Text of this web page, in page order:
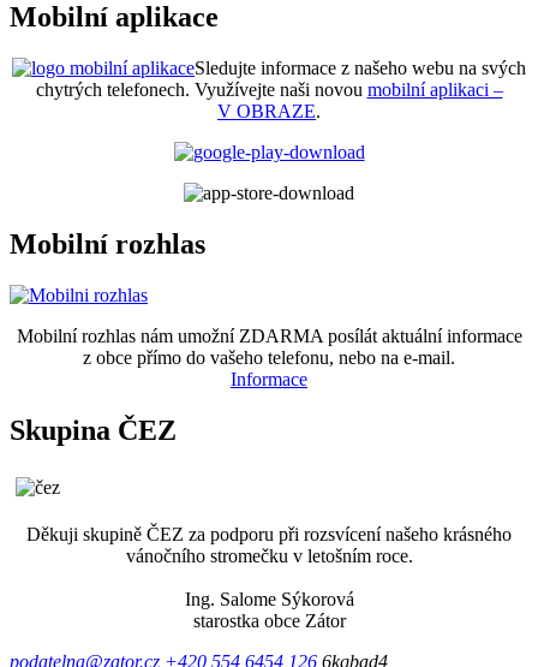
Mobilní aplikace
Sledujte informace z našeho webu na svých
chytrých telefonech. Využívejte naši novou mobilní aplikaci –
V OBRAZE.
Mobilní rozhlas
Mobilní rozhlas nám umožní ZDARMA posílát aktuální informace
z obce přímo do vašeho telefonu, nebo na e-mail.
Informace
Skupina ČEZ
Děkuji skupině ČEZ za podporu při rozsvícení našeho krásného
vánočního stromečku v letošním roce.
Ing. Salome Sýkorová
starostka obce Zátor
podatelna@zator.cz +420 554 6454 126 6kqbad4